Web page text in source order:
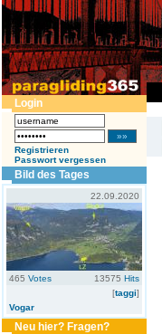
Login
Registrieren
Passwort vergessen
Bild des Tages
22.09.2020
465 Votes 13575 Hits
[taggi]
Vogar
Neu hier? Fragen?